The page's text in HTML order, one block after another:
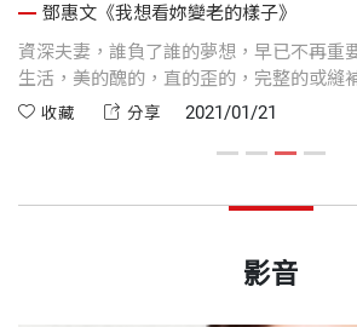
鄧惠文《我想看妳變老的樣子》
資深夫妻，誰負了誰的夢想，早已不再重
生活，美的醜的，直的歪的，完整的或縫
的，這就是我們協力的作品。婚姻這幅作
收藏 分享 2021/01/21
影音